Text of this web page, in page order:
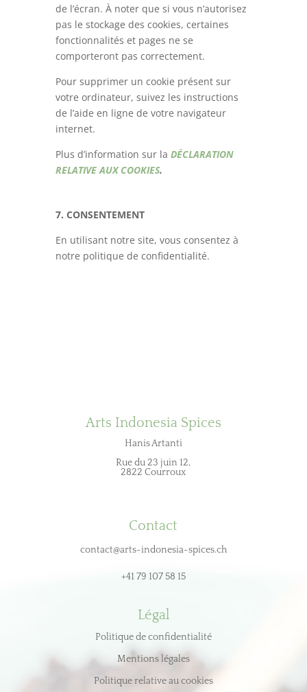
de l’écran. À noter que si vous n’autorisez
pas le stockage des cookies, certaines
fonctionnalités et pages ne se
comporteront pas correctement.
Pour supprimer un cookie présent sur
votre ordinateur, suivez les instructions
de l’aide en ligne de votre navigateur
internet.
Plus d’information sur la DÉCLARATION
RELATIVE AUX COOKIES.
7. CONSENTEMENT
En utilisant notre site, vous consentez à
notre politique de confidentialité.
Arts Indonesia Spices
Hanis Artanti
Rue du 23 juin 12,
2822 Courroux
Contact
contact@arts-indonesia-spices.ch
+41 79 107 58 15
Légal
Politique de confidentialité
Mentions légales
Politique relative au cookies